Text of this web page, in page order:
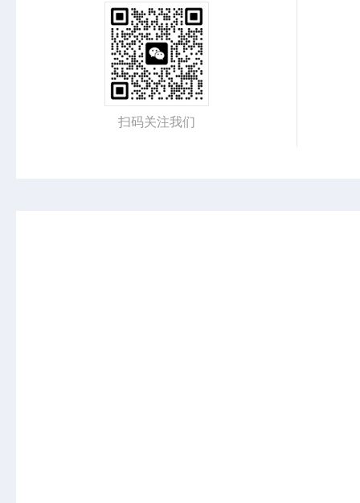
扫码关注我们